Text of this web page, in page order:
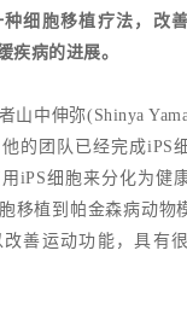
细胞移植疗法，改
疾病的进展。
山中伸弥(Shinya
的团队已经完成iPS
iPS细胞来分化为健
移植到帕金森病动物
善运动功能，具有